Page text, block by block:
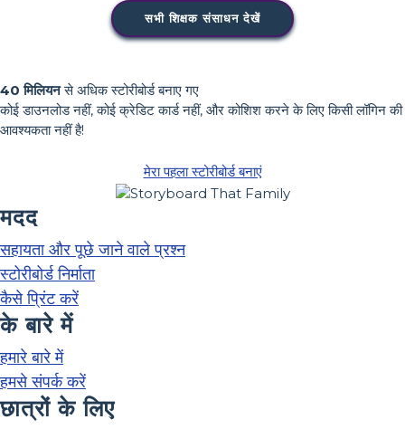
सभी शिक्षक संसाधन देखें
40 मिलियनसे अधिक स्टोरीबोर्ड बनाए गए
कोई डाउनलोड नहीं, कोई क्रेडिट कार्ड नहीं, और कोशिश करने के लिए किसी लॉगिन की
आवश्यकता नहीं है!
मेरा पहला स्टोरीबोर्ड बनाएं
मदद
सहायता और पूछे जाने वाले प्रश्न
स्टोरीबोर्ड निर्माता
कैसे प्रिंट करें
के बारे में
हमारे बारे में
हमसे संपर्क करें
छात्रों के लिए